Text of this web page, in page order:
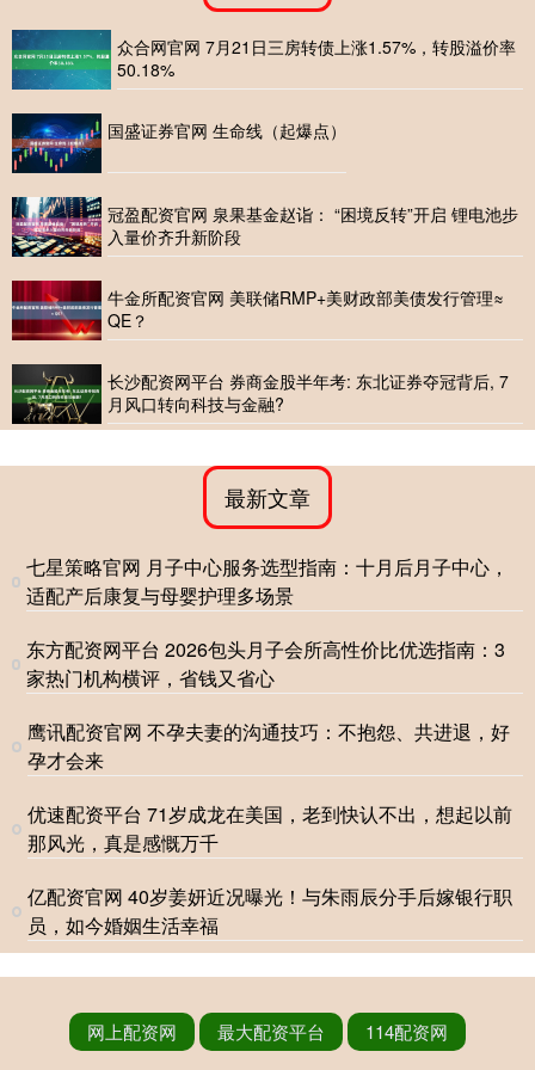
众合网官网 7月21日三房转债上涨1.57%，转股溢价率
50.18%
国盛证券官网 生命线（起爆点）
冠盈配资官网 泉果基金赵诣： “困境反转”开启 锂电池步
入量价齐升新阶段
牛金所配资官网 美联储RMP+美财政部美债发行管理≈
QE？
长沙配资网平台 券商金股半年考: 东北证券夺冠背后, 7
月风口转向科技与金融?
最新文章
七星策略官网 月子中心服务选型指南：十月后月子中心，
适配产后康复与母婴护理多场景
东方配资网平台 2026包头月子会所高性价比优选指南：3
家热门机构横评，省钱又省心
鹰讯配资官网 不孕夫妻的沟通技巧：不抱怨、共进退，好
孕才会来
优速配资平台 71岁成龙在美国，老到快认不出，想起以前
那风光，真是感慨万千
亿配资官网 40岁姜妍近况曝光！与朱雨辰分手后嫁银行职
员，如今婚姻生活幸福
网上配资网 最大配资平台 114配资网